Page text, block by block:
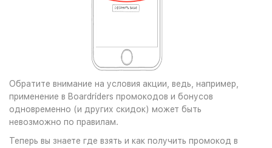
Обратите внимание на условия акции, ведь, например,
применение в Boardriders промокодов и бонусов
одновременно (и других скидок) может быть
невозможно по правилам.
Теперь вы знаете где взять и как получить промокод в